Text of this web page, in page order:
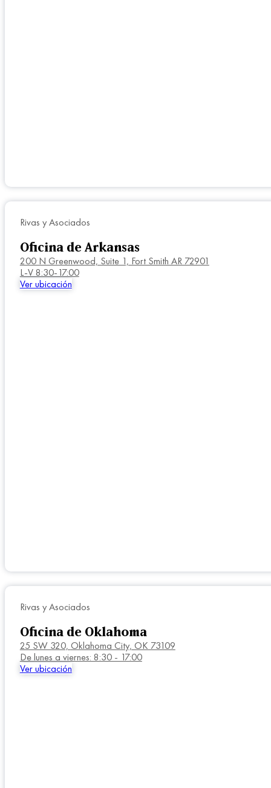
Rivas y Asociados
Oficina de Arkansas
200 N Greenwood, Suite 1, Fort Smith AR 72901
L-V 8:30-17:00
Ver ubicación
Rivas y Asociados
Oficina de Oklahoma
25 SW 320, Oklahoma City, OK 73109
De lunes a viernes: 8:30 - 17:00
Ver ubicación